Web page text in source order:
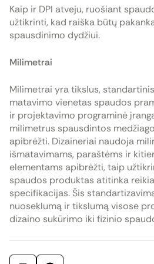
Kaip ir DPI atveju, ruošiant
užtikrinti, kad raiška būtų
spausdinimo dydžiui.
Milimetrai
Milimetrai yra tikslus,
matavimo vienetas spaudos
ir projektavimo programinė
milimetrus spausdintos
apibrėžti. Dizaineriai naudoja
išmatavimams, paraštėms ir
elementams apibrėžti, taip
spaudos produktas atitinka
specifikacijas. Šis
nuoseklumą ir tikslumą visose
dizaino sukūrimo iki fizinio